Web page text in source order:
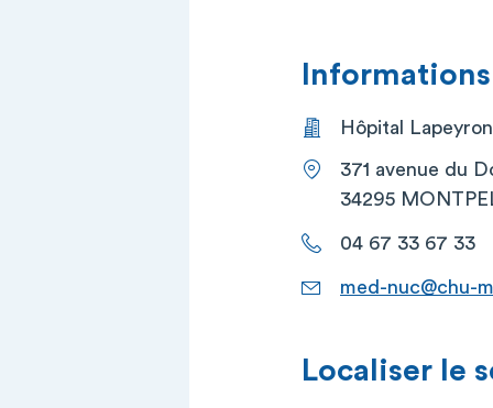
Hôpital
371 avenue du
34295
04 67 33 67 33
med-nuc@chu-
Localiser le